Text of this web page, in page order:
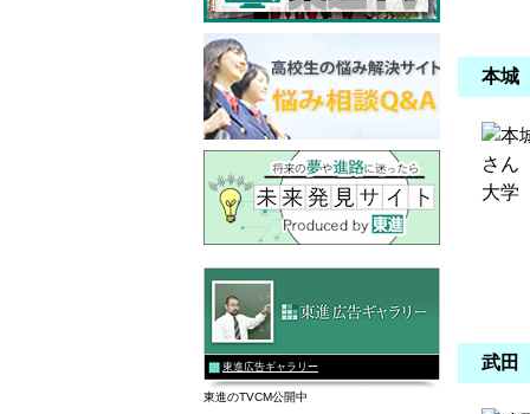
本城
武田
東進広告ギャラリー
東進のTVCM公開中